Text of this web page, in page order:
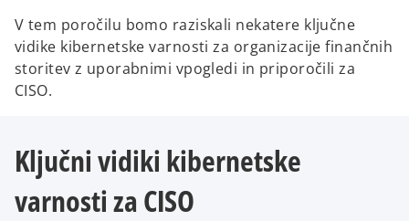
V tem poročilu bomo raziskali nekatere ključne
vidike kibernetske varnosti za organizacije finančnih
storitev z uporabnimi vpogledi in priporočili za
CISO.
Ključni vidiki kibernetske
varnosti za CISO